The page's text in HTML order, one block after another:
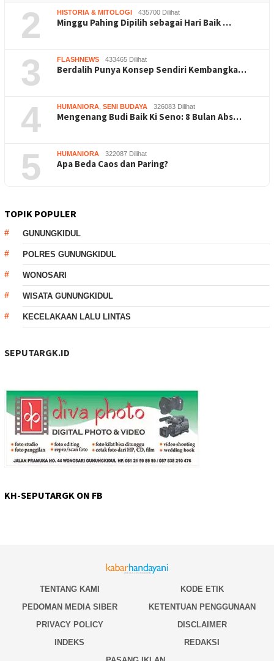
2 HISTORIA & MITOLOGI 435700 Dilihat
Minggu Pahing Dipilih sebagai Hari Baik …
3 FLASHNEWS 433465 Dilihat
Berdalih Punya Konsep Sendiri Kembangka…
4 HUMANIORA SENI BUDAYA 326083 Dilihat
Mengenang Budi Baik Ki Seno: 8 Bulan Abs…
5 HUMANIORA 322087 Dilihat
Apa Beda Caos dan Paring?
TOPIK POPULER
GUNUNGKIDUL
POLRES GUNUNGKIDUL
WONOSARI
WISATA GUNUNGKIDUL
KECELAKAAN LALU LINTAS
SEPUTARGK.ID
KH-SEPUTARGK ON FB
TENTANG KAMI
KODE ETIK
PEDOMAN MEDIA SIBER
KETENTUAN PENGGUNAAN
PRIVACY POLICY
DISCLAIMER
INDEKS
REDAKSI